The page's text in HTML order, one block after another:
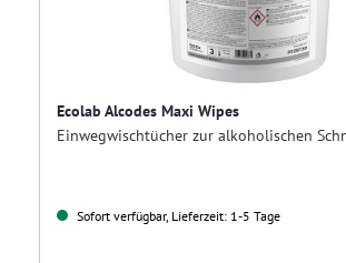
Ecolab Alcodes Maxi Wipes
Sofort verfügbar, Lieferzeit: 1-5 Tage